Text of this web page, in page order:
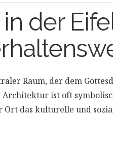
der
Raum, der dem
ist oft
Ort das kulturelle und